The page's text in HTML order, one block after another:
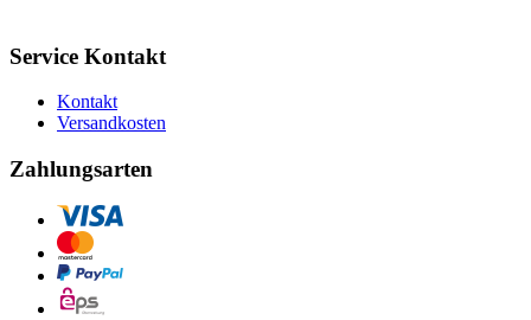
Service Kontakt
Kontakt
Versandkosten
Zahlungsarten